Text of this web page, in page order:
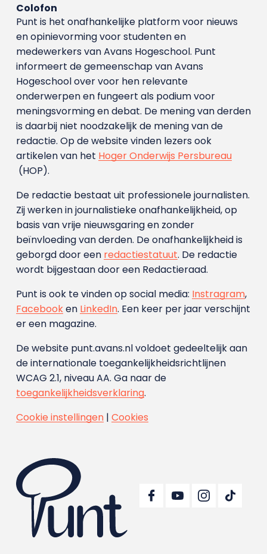
Colofon
Punt is het onafhankelijke platform voor nieuws
en opinievorming voor studenten en
medewerkers van Avans Hoge­school. Punt
informeert de gemeenschap van Avans
Hogeschool over voor hen relevante
onderwerpen en fungeert als podium voor
meningsvorming en debat. De mening van derden
is daarbij niet noodzakelijk de mening van de
redactie. Op de website vinden lezers ook
artikelen van het Hoger Onderwijs Persbureau
(HOP).
De redactie bestaat uit professionele journalisten.
Zij werken in journalistieke onafhankelijkheid, op
basis van vrije nieuwsgaring en zonder
beïnvloeding van derden. De onafhankelijkheid is
geborgd door een redactiestatuut. De redactie
wordt bijgestaan door een Redactieraad.
Punt is ook te vinden op social media: Instragram,
Facebooken LinkedIn. Een keer per jaar verschijnt
er een magazine.
De website punt.avans.nl voldoet gedeeltelijk aan
de internationale toegankelijkheidsrichtlijnen
WCAG 2.1, niveau AA. Ga naar de
toegankelijkheidsverklaring.
Cookie instellingen| Cookies